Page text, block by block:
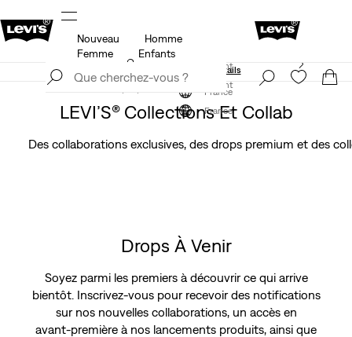
Politique de livraison et de retours Mise à jour
S'inscrire maintenant
France
Nouveau
Homme
Femme
Enfants
Levi's App. Le meilleur de Levi’s®, sur mesure,
Détails
S'inscrire maintenant
France
LEVI’S® Collections Et Collab
Des collaborations exclusives, des drops premium et des
Drops À Venir
Soyez parmi les premiers à découvrir ce qui arrive
bientôt. Inscrivez‑vous pour recevoir des notifications
sur nos nouvelles collaborations, un accès en
avant‑première à nos lancements produits, ainsi que